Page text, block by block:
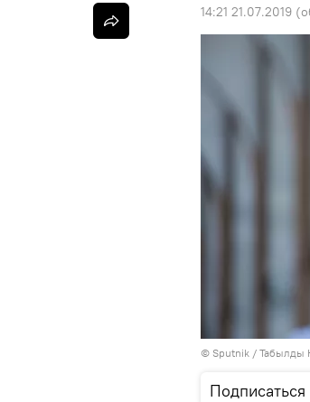
14:21 21.07.2019
© Sputnik / Табылды
Подписаться